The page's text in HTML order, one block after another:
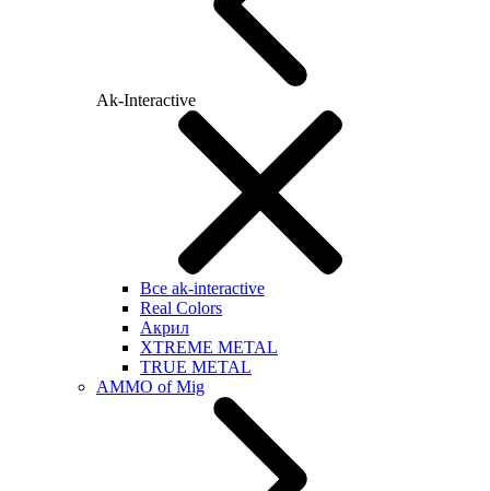
Ak-Interactive
Все ak-interactive
Real Colors
Акрил
XTREME METAL
TRUE METAL
AMMO of Mig